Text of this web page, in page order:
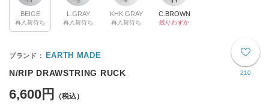
BEIGE
再入荷待ち
L.GRAY
再入荷待ち
KHK.GRAY
再入荷待ち
C.BROWN
残りわずか
210
EARTH MADE
N/RIP DRAWSTRING RUCK
6,600円